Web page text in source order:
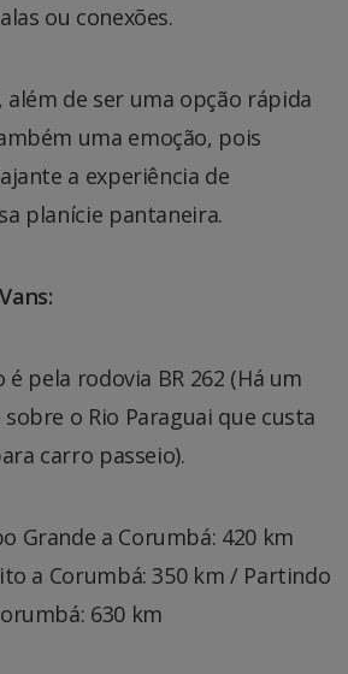
ou conexões.
além de ser uma opção rápida
uma emoção, pois
a experiência de
planície pantaneira.
pela rodovia BR 262 (Há um
o Rio Paraguai que custa
carro passeio).
Grande a Corumbá: 420 km
a Corumbá: 350 km / Partindo
630 km